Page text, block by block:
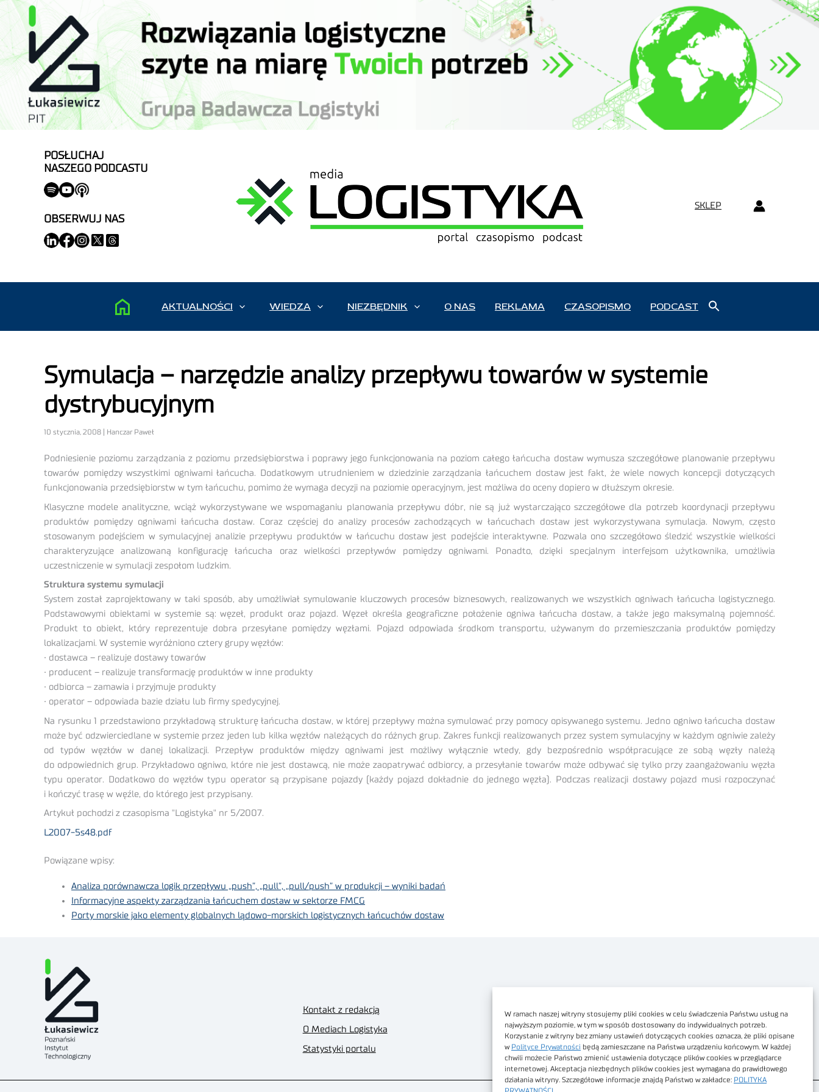
W ramach naszej witryny stosujemy pliki cookies w celu świadczenia Państwu usług na
najwyższym poziomie, w tym w sposób dostosowany do indywidualnych potrzeb.
Korzystanie z witryny bez zmiany ustawień dotyczących cookies oznacza, że pliki opisane
w Polityce Prywatności będą zamieszczane na Państwa urządzeniu końcowym. W każdej
chwili możecie Państwo zmienić ustawienia dotyczące plików cookies w przeglądarce
internetowej. Akceptacja niezbędnych plików cookies jest wymagana do prawidłowego
działania witryny. Szczegółowe informacje znajdą Państwo w zakładce: POLITYKA
POSŁUCHAJ
NASZEGO PODCASTU
OBSERWUJ NAS
SKLEP
AKTUALNOŚCI WIEDZA NIEZBĘDNIK O NAS REKLAMA CZASOPISMO PODCAST
Symulacja – narzędzie analizy przepływu towarów w systemie
dystrybucyjnym
10 stycznia, 2008 | Hanczar Paweł
Podniesienie poziomu zarządzania z poziomu przedsiębiorstwa i poprawy jego funkcjonowania na poziom całego łańcucha dostaw wymusza szczegółowe planowanie przepływu
towarów pomiędzy wszystkimi ogniwami łańcucha. Dodatkowym utrudnieniem w dziedzinie zarządzania łańcuchem dostaw jest fakt, że wiele nowych koncepcji dotyczących
funkcjonowania przedsiębiorstw w tym łańcuchu, pomimo że wymaga decyzji na poziomie operacyjnym, jest możliwa do oceny dopiero w dłuższym okresie.
Klasyczne modele analityczne, wciąż wykorzystywane we wspomaganiu planowania przepływu dóbr, nie są już wystarczająco szczegółowe dla potrzeb koordynacji przepływu
produktów pomiędzy ogniwami łańcucha dostaw. Coraz częściej do analizy procesów zachodzących w łańcuchach dostaw jest wykorzystywana symulacja. Nowym, często
stosowanym podejściem w symulacyjnej analizie przepływu produktów w łańcuchu dostaw jest podejście interaktywne. Pozwala ono szczegółowo śledzić wszystkie wielkości
charakteryzujące analizowaną konfigurację łańcucha oraz wielkości przepływów pomiędzy ogniwami. Ponadto, dzięki specjalnym interfejsom użytkownika, umożliwia
uczestniczenie w symulacji zespołom ludzkim.
Struktura systemu symulacji
System został zaprojektowany w taki sposób, aby umożliwiał symulowanie kluczowych procesów biznesowych, realizowanych we wszystkich ogniwach łańcucha logistycznego.
Podstawowymi obiektami w systemie są: węzeł, produkt oraz pojazd. Węzeł określa geograficzne położenie ogniwa łańcucha dostaw, a także jego maksymalną pojemność.
Produkt to obiekt, który reprezentuje dobra przesyłane pomiędzy węzłami. Pojazd odpowiada środkom transportu, używanym do przemieszczania produktów pomiędzy
lokalizacjami. W systemie wyróżniono cztery grupy węzłów:
• dostawca – realizuje dostawy towarów
• producent – realizuje transformację produktów w inne produkty
• odbiorca – zamawia i przyjmuje produkty
• operator – odpowiada bazie działu lub firmy spedycyjnej.
Na rysunku 1 przedstawiono przykładową strukturę łańcucha dostaw, w której przepływy można symulować przy pomocy opisywanego systemu. Jedno ogniwo łańcucha dostaw
może być odzwierciedlane w systemie przez jeden lub kilka węzłów należących do różnych grup. Zakres funkcji realizowanych przez system symulacyjny w każdym ogniwie zależy
od typów węzłów w danej lokalizacji. Przepływ produktów między ogniwami jest możliwy wyłącznie wtedy, gdy bezpośrednio współpracujące ze sobą węzły należą
do odpowiednich grup. Przykładowo ogniwo, które nie jest dostawcą, nie może zaopatrywać odbiorcy, a przesyłanie towarów może odbywać się tylko przy zaangażowaniu węzła
typu operator. Dodatkowo do węzłów typu operator są przypisane pojazdy (każdy pojazd dokładnie do jednego węzła). Podczas realizacji dostawy pojazd musi rozpoczynać
i kończyć trasę w węźle, do którego jest przypisany.
Artykuł pochodzi z czasopisma "Logistyka" nr 5/2007.
L2007-5s48.pdf
Powiązane wpisy:
Analiza porównawcza logik przepływu „push”, „pull”, „pull/push” w produkcji – wyniki badań
Informacyjne aspekty zarządzania łańcuchem dostaw w sektorze FMCG
Porty morskie jako elementy globalnych lądowo-morskich logistycznych łańcuchów dostaw
Kontakt z redakcją
O Mediach Logistyka
Statystyki portalu
Dostępność cyfrowa
Regulamin Portalu
Regulamin sklepu